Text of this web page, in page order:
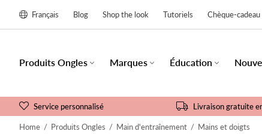
Français Blog Shop the look Tutoriels Chèque-cadeau
Produits Ongles Marques Éducation
Service personnalisé Livraison gratuite
Home / Produits Ongles / Main d'entraînement / Mains et doigts